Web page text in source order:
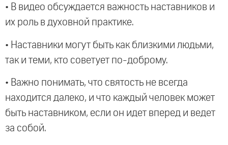
• В видео обсуждается важность наставников и
их роль в духовной практике.
• Наставники могут быть как близкими людьми,
так и теми, кто советует по-доброму.
• Важно понимать, что святость не всегда
находится далеко, и что каждый человек может
быть наставником, если он идет вперед и ведет
за собой.